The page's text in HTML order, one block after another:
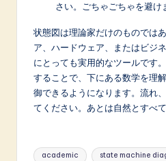
さい。ごちゃごちゃを避け
状態図は理論家だけのものでは
ア、ハードウェア、またはビジ
にとっても実用的なツールです
することで、下にある数学を理
御できるようになります。流れ
てください。あとは自然とすべ
Tags:
academic state machine